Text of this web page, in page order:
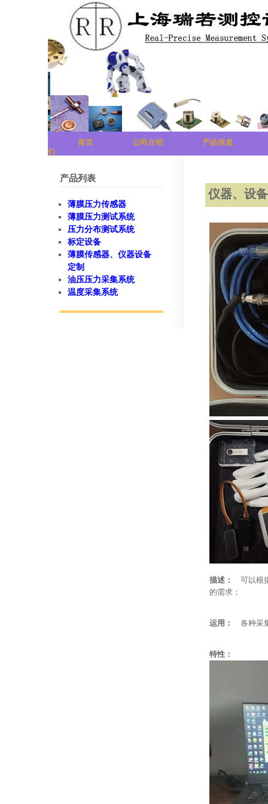
首页 公司介绍
产品信息
们
仪器、设
描述：
可以根
的需求；
运用： 各种采
特性：
产品列表
薄膜压力传感器
薄膜压力测试系统
压力分布测试系统
标定设备
薄膜传感器、仪器设备
定制
油压压力采集系统
温度采集系统